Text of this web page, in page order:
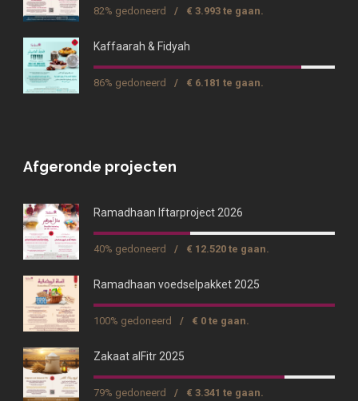
82% gedoneerd / € 3.993 te gaan.
Kaffaarah & Fidyah
86% gedoneerd / € 6.181 te gaan.
Afgeronde projecten
Ramadhaan Iftarproject 2026
40% gedoneerd / € 12.520 te gaan.
Ramadhaan voedselpakket 2025
100% gedoneerd / € 0 te gaan.
Zakaat alFitr 2025
79% gedoneerd / € 3.341 te gaan.